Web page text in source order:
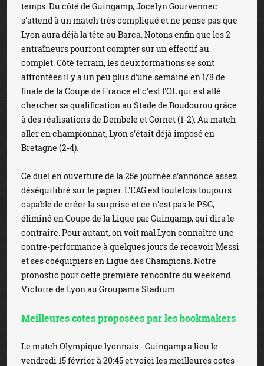
temps. Du côté de Guingamp, Jocelyn Gourvennec
s'attend à un match très compliqué et ne pense pas que
Lyon aura déjà la tête au Barca. Notons enfin que les 2
entraîneurs pourront compter sur un effectif au
complet. Côté terrain, les deux formations se sont
affrontées il y a un peu plus d'une semaine en 1/8 de
finale de la Coupe de France et c'est l'OL qui est allé
chercher sa qualification au Stade de Roudourou grâce
à des réalisations de Dembele et Cornet (1-2). Au match
aller en championnat, Lyon s'était déjà imposé en
Bretagne (2-4).
Ce duel en ouverture de la 25e journée s'annonce assez
déséquilibré sur le papier. L'EAG est toutefois toujours
capable de créer la surprise et ce n'est pas le PSG,
éliminé en Coupe de la Ligue par Guingamp, qui dira le
contraire. Pour autant, on voit mal Lyon connaître une
contre-performance à quelques jours de recevoir Messi
et ses coéquipiers en Ligue des Champions. Notre
pronostic pour cette première rencontre du weekend.
Victoire de Lyon au Groupama Stadium.
Meilleures cotes proposées par les bookmakers
Le match Olympique lyonnais - Guingamp a lieu le
vendredi 15 février à 20:45 et voici les meilleures cotes